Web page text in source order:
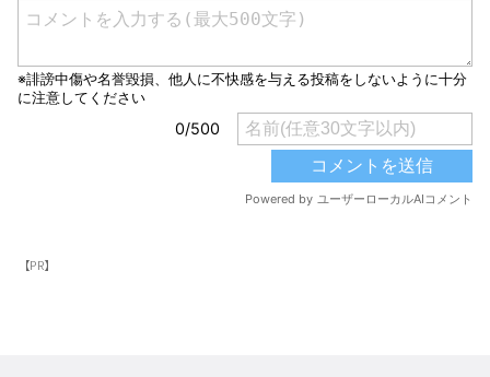
【PR】